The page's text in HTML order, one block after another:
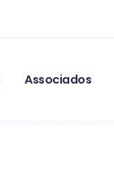
Associados